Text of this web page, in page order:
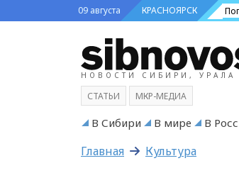
09 августа КРАСНОЯРСК
НОВОСТИ СИБИРИ, УРАЛА
СТАТЬИ МКР-МЕДИА
В Сибири В мире В
Главная Культура